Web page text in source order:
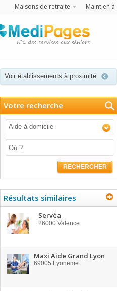
Maisons de retraite Maintien
Voir établissements à proximité
Votre recherche
Aide à domicile
RECHERCHER
Résultats similaires
Servéa
26000 Valence
Maxi Aide Grand Lyon
69005 Lyoneme